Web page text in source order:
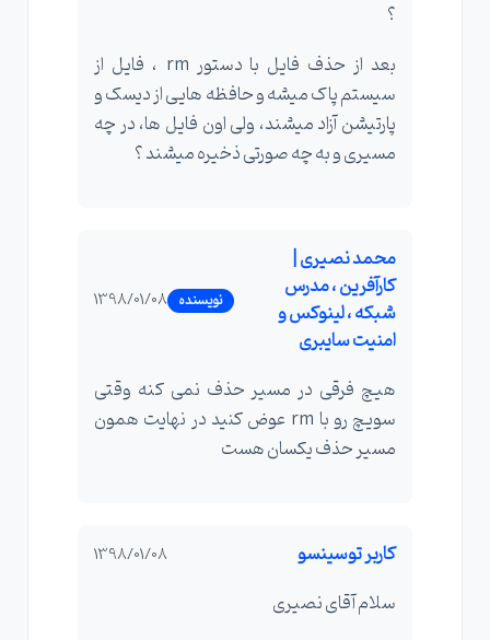
؟
بعد از حذف فایل با دستور rm ، فایل از
سیستم پاک میشه و حافظه هایی از دیسک و
پارتیشن آزاد میشند، ولی اون فایل ها، در چه
مسیری و به چه صورتی ذخیره میشند ؟
محمد نصیری |
کارآفرین ، مدرس
شبکه ، لینوکس و
امنیت سایبری
نویسنده 1398/01/08
هیچ فرقی در مسیر حذف نمی کنه وقتی
سویچ رو با rm عوض کنید در نهایت همون
مسیر حذف یکسان هست
کاربر توسینسو 1398/01/08
سلام آقای نصیری